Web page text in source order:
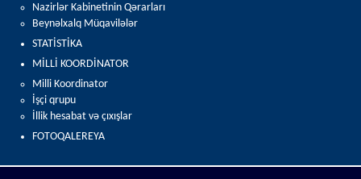
Nazirlər Kabinetinin Qərarları
Beynəlxalq Müqavilələr
STATİSTİKA
MİLLİ KOORDİNATOR
Milli Koordinator
İşçi qrupu
İllik hesabat və çıxışlar
FOTOQALEREYA